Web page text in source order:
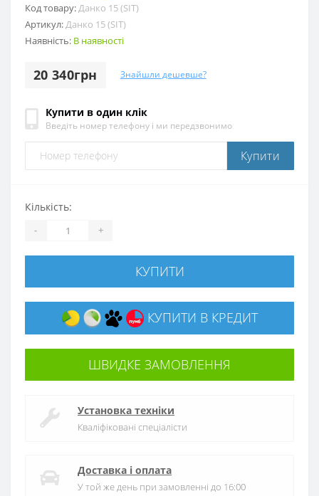
Код товару: Данко 15 (SIT)
Артикул: Данко 15 (SIT)
Наявність: В наявності
20 340грн Знайшли дешевше?
Купити в один клік
Введіть номер телефону і ми передзвонимо
Купити
Кількість:
- +
КУПИТИ
КУПИТИ В КРЕДИТ
ШВИДКЕ ЗАМОВЛЕННЯ
Установка техніки
Кваліфіковані спеціалісти
Доставка і оплата
У той же день при замовленні до 16:00